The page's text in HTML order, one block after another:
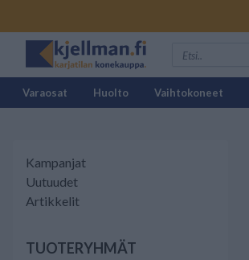
Varaosat Huolto Vaihtokoneet
Kampanjat
Uutuudet
Artikkelit
TUOTERYHMÄT